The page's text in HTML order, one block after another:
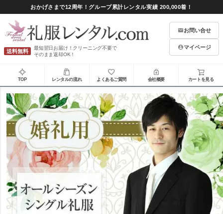
おかげさまで12周年！グループ累計レンタル実績 200,000着！
送料無料
最短翌日お届け！クリーニング不要で
そのまま返却OK！
お問い合せ
マイページ
TOP レンタルの流れ よくあるご質問 会社概要 カートを見る